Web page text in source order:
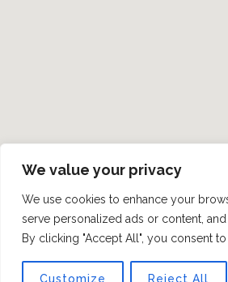
We value your privacy
We use cookies to enhance your
serve personalized ads or content, and
By clicking "Accept All", you consent
Customize Reject All
© 2025
reklamní agentura